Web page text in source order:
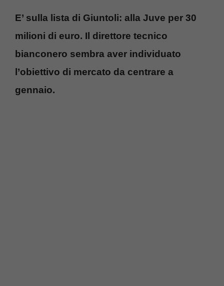
E’ sulla lista di Giuntoli: alla Juve per 30
milioni di euro. Il direttore tecnico
bianconero sembra aver individuato
l’obiettivo di mercato da centrare a
gennaio.